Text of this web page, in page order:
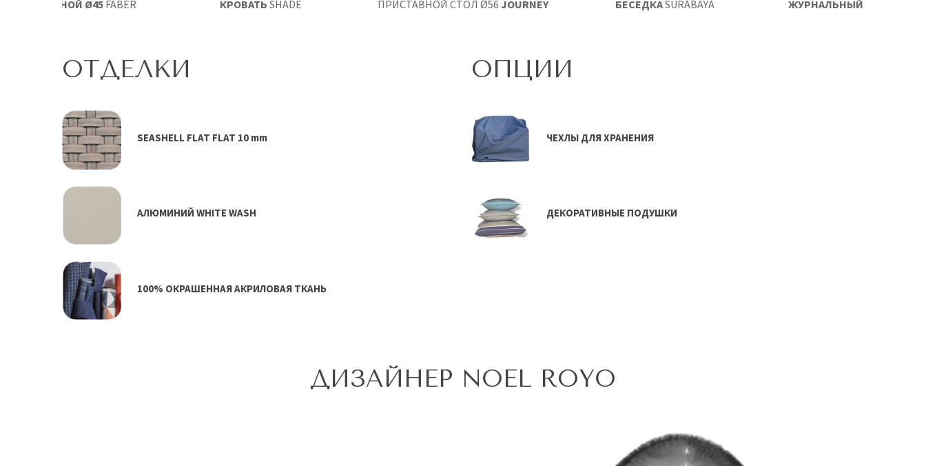
ПРИСТАВНОЙ СТОЛ Ø56 JOURNEY БЕСЕДКАSURABAYA ЖУРНАЛЬНЫЙ СТОЛ
ПРИСТАВНОЙ Ø45FABER КРОВАТЬ SHADE
ОТДЕЛКИ
SEASHELL FLAT FLAT 10 mm
АЛЮМИНИЙ WHITE WASH
100% ОКРАШЕННАЯ АКРИЛОВАЯ ТКАНЬ
ОПЦИИ
ЧЕХЛЫ ДЛЯ ХРАНЕНИЯ
ДЕКОРАТИВНЫЕ ПОДУШКИ
ДИЗАЙНЕР NOEL ROYO